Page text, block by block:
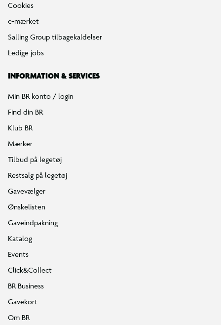
Cookies
e-mærket
Salling Group tilbagekaldelser
Ledige jobs
INFORMATION & SERVICES
Min BR konto / login
Find din BR
Klub BR
Mærker
Tilbud på legetøj
Restsalg på legetøj
Gavevælger
Ønskelisten
Gaveindpakning
Katalog
Events
Click&Collect
BR Business
Gavekort
Om BR